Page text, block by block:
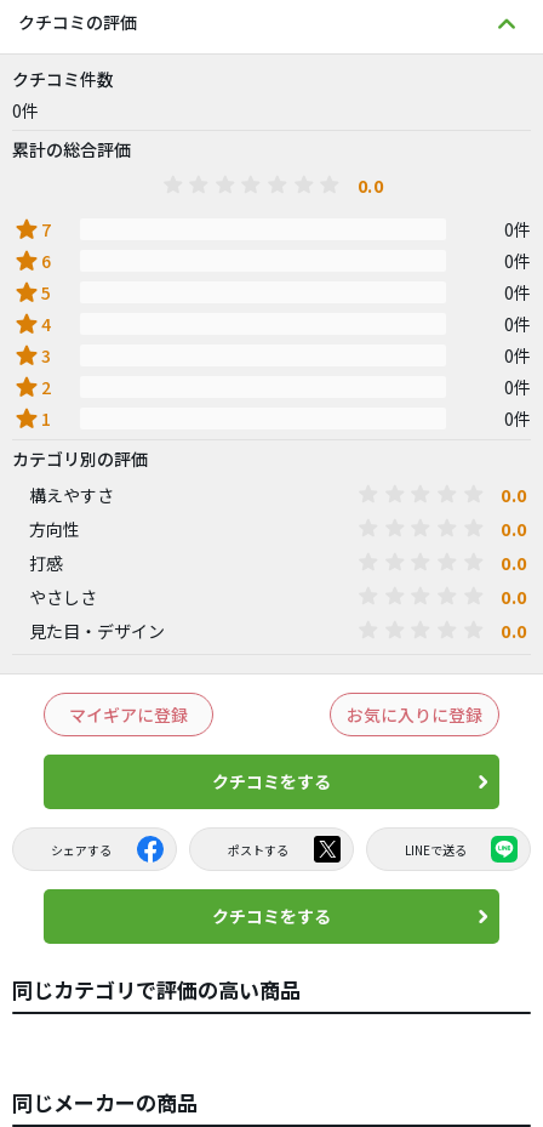
クチコミの評価
クチコミ件数
0件
累計の総合評価
0.0
star 7 0件
star 6 0件
star5 0件
star4 0件
star3 0件
star 2 0件
star 1
0件
カテゴリ別の評価
構えやすさ
0.0
方向性 0.0
打感 0.0
やさしさ 0.0
見た目・デザイン 0.0
マイギアに登録 お気に入りに登録
クチコミをする
シェアする ポストする LINEで送る
クチコミをする
同じカテゴリで評価の高い商品
同じメーカーの商品